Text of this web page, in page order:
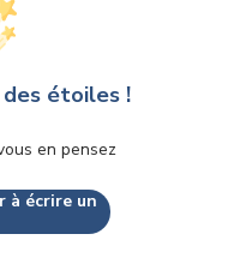
des étoiles !
en pensez
à écrire un